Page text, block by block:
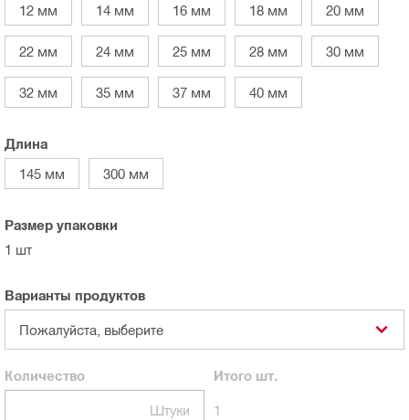
12 мм
14 мм 16 мм 18 мм 20 мм
22 мм 24 мм 25 мм 28 мм 30 мм
32 мм 35 мм 37 мм 40 мм
Длина
145 мм
300 мм
Размер упаковки
1 шт
Варианты продуктов
Пожалуйста, выберите
Количество
Штуки
Итого шт.
1